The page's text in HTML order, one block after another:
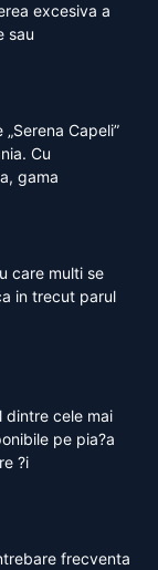
excesiva a
sau
Capeli”
Cu
gama
care multi se
in trecut parul
dintre cele mai
pe pia?a
?i
frecventa